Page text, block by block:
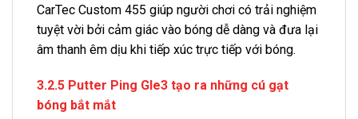
CarTec Custom 455 giúp người chơi có trải nghiệm
tuyệt vời bởi cảm giác vào bóng dễ dàng và đưa lại
âm thanh êm dịu khi tiếp xúc trực tiếp với bóng.
3.2.5 Putter Ping Gle3 tạo ra những cú gạt
bóng bắt mắt